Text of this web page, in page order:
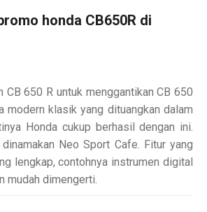
honda CB650R di
CB 650 R untuk menggantikan CB 650
modern klasik yang dituangkan dalam
Honda cukup berhasil dengan ini.
Neo Sport Cafe. Fitur yang
lengkap, contohnya instrumen digital
mudah dimengerti.